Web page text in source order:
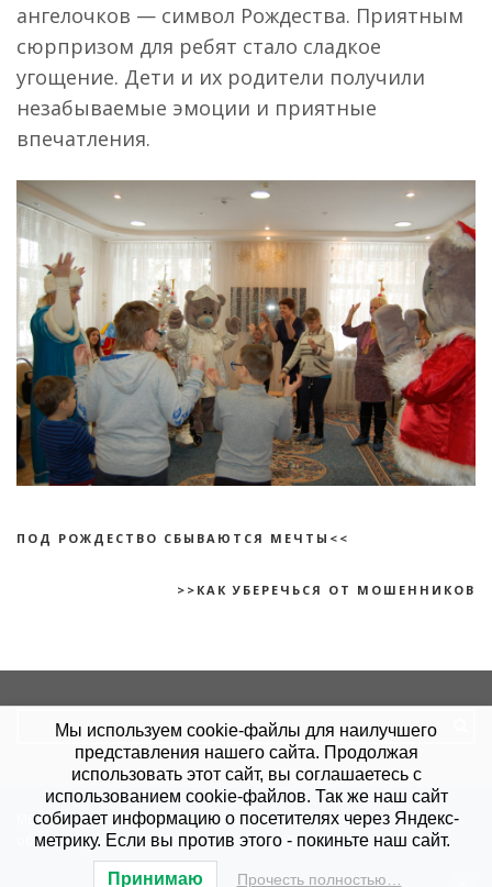
ангелочков — символ Рождества. Приятным
сюрпризом для ребят стало сладкое
угощение. Дети и их родители получили
незабываемые эмоции и приятные
впечатления.
ПОД РОЖДЕСТВО СБЫВАЮТСЯ МЕЧТЫ<<
>>КАК УБЕРЕЧЬСЯ ОТ МОШЕННИКОВ
Search
for:
МБУ "КЦСОН". Политика конфиденциальности.Согласие на
обработку данных. Сайт создан в Site-Profi.ru.
Мы используем cookie-файлы для наилучшего
представления нашего сайта. Продолжая
использовать этот сайт, вы соглашаетесь с
использованием cookie-файлов. Так же наш сайт
собирает информацию о посетителях через Яндекс-
метрику. Если вы против этого - покиньте наш сайт.
Принимаю Прочесть полностью…